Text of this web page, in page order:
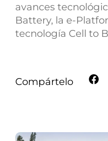
avances
Battery, la e-
tecnología Cell to
Compártelo